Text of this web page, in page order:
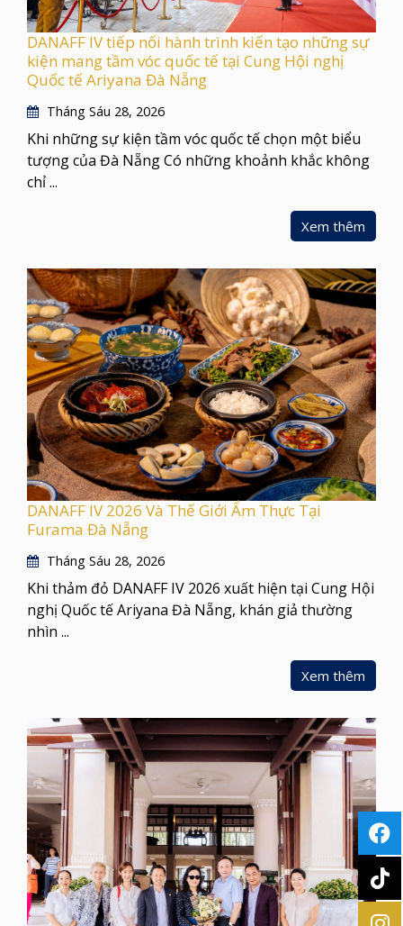
DANAFF IV tiếp nối hành trình kiến tạo những sự
kiện mang tầm vóc quốc tế tại Cung Hội nghị
Quốc tế Ariyana Đà Nẵng
Tháng Sáu 28, 2026
Khi những sự kiện tầm vóc quốc tế chọn một biểu
tượng của Đà Nẵng Có những khoảnh khắc không
chỉ ...
Xem thêm
DANAFF IV 2026 Và Thế Giới Ẩm Thực Tại
Furama Đà Nẵng
Tháng Sáu 28, 2026
Khi thảm đỏ DANAFF IV 2026 xuất hiện tại Cung Hội
nghị Quốc tế Ariyana Đà Nẵng, khán giả thường
nhìn ...
Xem thêm